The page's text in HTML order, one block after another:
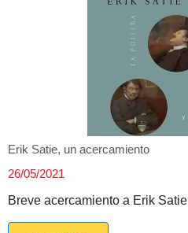
Erik Satie, un acercamiento
26/05/2021
Breve acercamiento a Erik Satie